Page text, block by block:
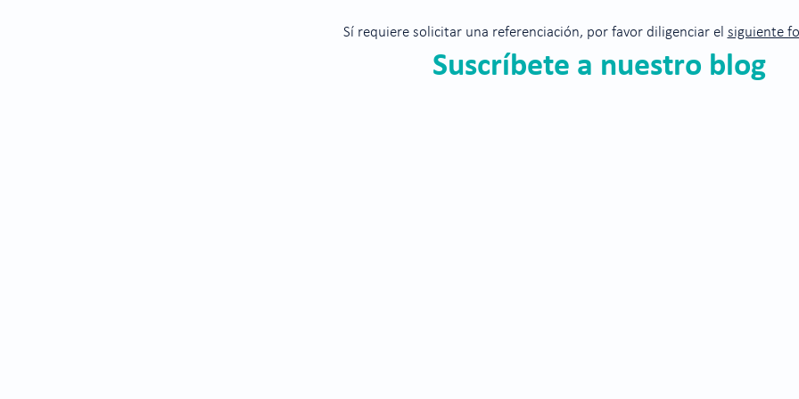
Suscríbete a nuestro blog
Sí requiere solicitar una referenciación, por favor diligenciar el siguiente